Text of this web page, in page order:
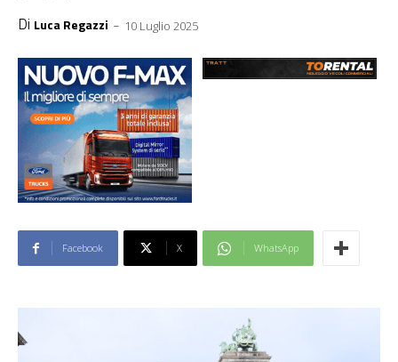
Di Luca Regazzi - 10 Luglio 2025
Facebook X WhatsApp